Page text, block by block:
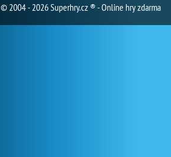
© 2004 - 2026 Superhry.cz ® - Online hry zdarma